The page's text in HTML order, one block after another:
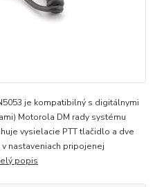
je kompatibilný s digitálnymi
Motorola DM rady systému
vysielacie PTT tlačidlo a dve
nastaveniach pripojenej
popis